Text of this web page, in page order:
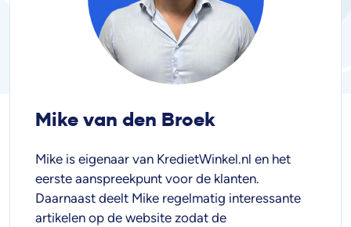
Mike van den Broek
Mike is eigenaar van KredietWinkel.nl en het
eerste aanspreekpunt voor de klanten.
Daarnaast deelt Mike regelmatig interessante
artikelen op de website zodat de